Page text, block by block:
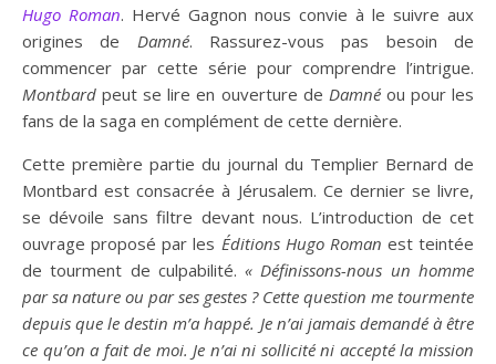
Hugo Roman. Hervé Gagnon nous convie à le suivre aux
origines de Damné. Rassurez-vous pas besoin de
commencer par cette série pour comprendre l’intrigue.
Montbard peut se lire en ouverture de Damnéou pour les
fans de la saga en complément de cette dernière.
Cette première partie du journal du Templier Bernard de
Montbard est consacrée à Jérusalem. Ce dernier se livre,
se dévoile sans filtre devant nous. L’introduction de cet
ouvrage proposé par les Éditions Hugo Roman est teintée
de tourment de culpabilité.« Définissons-nous un homme
par sa nature ou par ses gestes ? Cette question me tourmente
depuis que le destin m’a happé. Je n’ai jamais demandé à être
ce qu’on a fait de moi. Je n’ai ni sollicité ni accepté la mission